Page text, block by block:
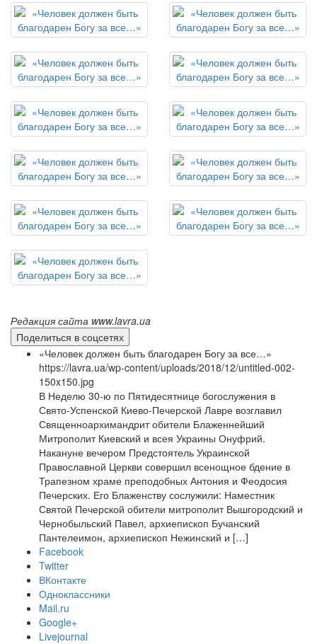
Редакция сайта www.lavra.ua
Поделиться в соцсетях
«Человек должен быть благодарен Богу за все…»
https://lavra.ua/wp-content/uploads/2018/12/untitled-002-
150x150.jpg
В Неделю 30-ю по Пятидесятнице богослужения в
Свято-Успенской Киево-Печерской Лавре возглавил
Священноархимандрит обители Блаженнейший
Митрополит Киевский и всея Украины Онуфрий.
Накануне вечером Предстоятель Украинской
Православной Церкви совершил всенощное бдение в
Трапезном храме преподобных Антония и Феодосия
Печерских. Его Блаженству сослужили: Наместник
Святой Печерской обители митрополит Вышгородский и
Чернобыльский Павел, архиепископ Бучанский
Пантелеимон, архиепископ Нежинский и […]
Facebook
Twitter
ВКонтакте
Одноклассники
Mail.ru
Google+
Livejournal